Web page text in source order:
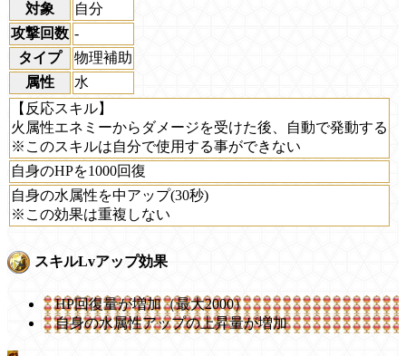
対象
自分
攻撃回数 -
タイプ
物理補助
属性
水
【反応スキル】
火属性エネミーからダメージを受けた後、自動で発動する
※このスキルは自分で使用する事ができない
自身のHPを1000回復
自身の水属性を中アップ(30秒)
※この効果は重複しない
スキルLvアップ効果
HP回復量が増加（最大2000）
自身の水属性アップの上昇量が増加